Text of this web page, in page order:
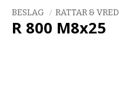
BESLAG RATTAR & VRED
R 800 M8x25